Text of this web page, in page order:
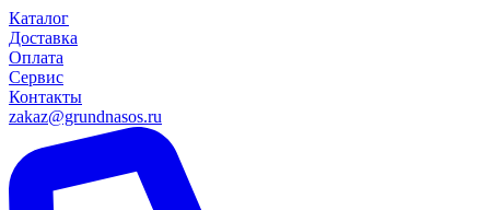
Каталог
Доставка
Оплата
Сервис
Контакты
zakaz@grundnasos.ru